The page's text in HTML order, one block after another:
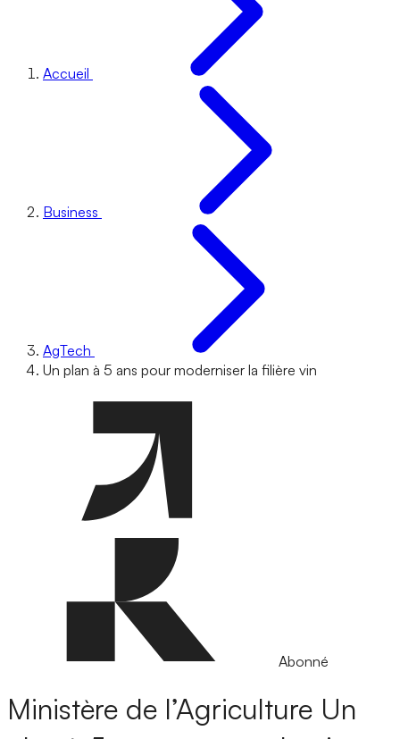
Accueil
Business
AgTech
Un plan à 5 ans pour moderniser la filière vin
Abonné
Ministère de l’Agriculture Un